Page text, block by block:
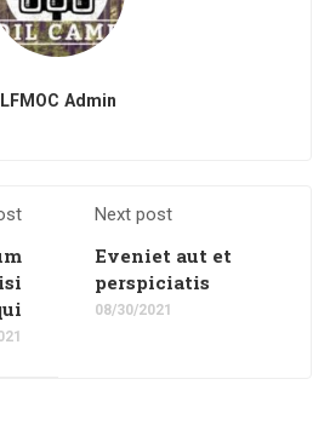
LFMOC Admin
Next post
Eveniet aut et
perspiciatis
08/30/2021